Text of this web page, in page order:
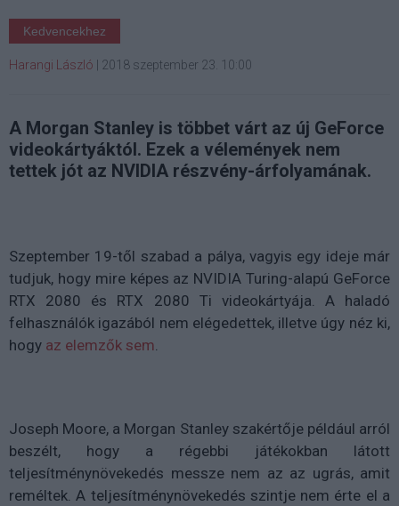
Kedvencekhez
Harangi László 2018 szeptember 23. 10:00
A Morgan Stanley is többet várt az új GeForce
videokártyáktól. Ezek a vélemények nem
tettek jót az NVIDIA részvény-árfolyamának.
Szeptember 19-től szabad a pálya, vagyis egy ideje már
tudjuk, hogy mire képes az NVIDIA Turing-alapú GeForce
RTX 2080 és RTX 2080 Ti videokártyája. A haladó
felhasználók igazából nem elégedettek, illetve úgy néz ki,
hogy az elemzők sem.
Joseph Moore, a Morgan Stanley szakértője például arról
beszélt, hogy a régebbi játékokban látott
teljesítménynövekedés messze nem az az ugrás, amit
reméltek. A teljesítménynövekedés szintje nem érte el a